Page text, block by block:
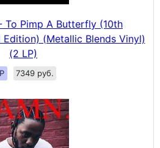
To Pimp A Butterfly (10th
(Metallic Blends Vinyl)
(2 LP)
7349 руб.